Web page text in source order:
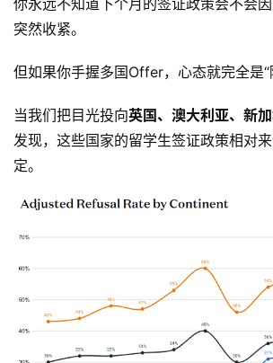
突然收紧。
但如果你手握多国Offer，心态就完全是“
当我们把目光投向英国、澳大利亚、新
发现，这些国家的留学生签证政策相对
定。